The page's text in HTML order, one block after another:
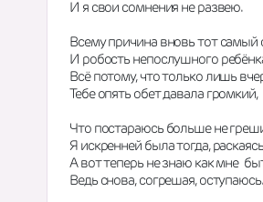
И я свои сомнения не развею.
Всему причина вновь тот самый
И робость непослушного
Всё потому, что только лишь
Тебе опять обет давала громкий,
Что постараюсь больше не
Я искренней была тогда,
А вот теперь не знаю как мне
Ведь снова, согрешая, оступаюсь.